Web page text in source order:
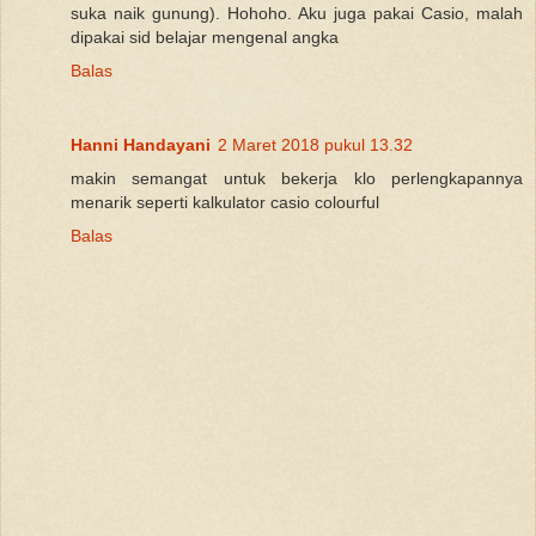
suka naik gunung). Hohoho. Aku juga pakai Casio, malah
dipakai sid belajar mengenal angka
Balas
Hanni Handayani 2 Maret 2018 pukul 13.32
makin semangat untuk bekerja klo perlengkapannya
menarik seperti kalkulator casio colourful
Balas